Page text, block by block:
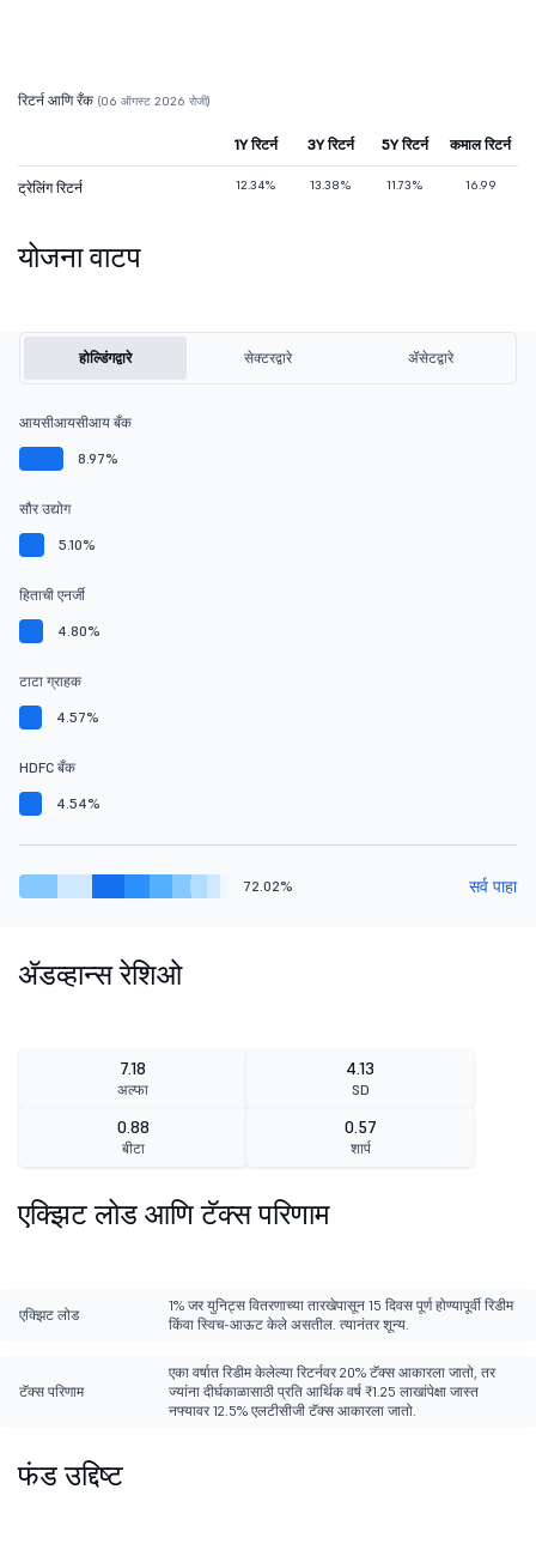
रिटर्न आणि रँक (06 ऑगस्ट 2026 रोजी)
1Y रिटर्न 3Y रिटर्न 5Y रिटर्न कमाल रिटर्न
ट्रेलिंग रिटर्न 12.34% 13.38% 11.73% 16.99
योजना वाटप
होल्डिंगद्वारे सेक्टरद्वारे ॲसेटद्वारे
आयसीआयसीआय बँक
8.97%
सौर उद्योग
5.10%
हिताची एनर्जी
4.80%
टाटा ग्राहक
4.57%
HDFC बँक
4.54%
72.02% सर्व पाहा
ॲडव्हान्स रेशिओ
7.18
अल्फा
4.13
SD
0.88
बीटा
0.57
शार्प
एक्झिट लोड आणि टॅक्स परिणाम
एक्झिट लोड
1% जर युनिट्स वितरणाच्या तारखेपासून 15 दिवस पूर्ण होण्यापूर्वी रिडीम
किंवा स्विच-आऊट केले असतील. त्यानंतर शून्य.
टॅक्स परिणाम
एका वर्षात रिडीम केलेल्या रिटर्नवर 20% टॅक्स आकारला जातो, तर
ज्यांना दीर्घकाळासाठी प्रति आर्थिक वर्ष ₹1.25 लाखांपेक्षा जास्त
नफ्यावर 12.5% एलटीसीजी टॅक्स आकारला जातो.
फंड उद्दिष्ट